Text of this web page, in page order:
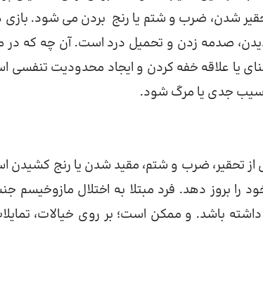
شدن، ضرب و شتم یا رنج بردن می شود.
صدمه زدن و تحمیل درد است. آن چه که در
یا علاقه خفه کردن و ایجاد محدودیت تنفسی
آسیب جدی یا مرگ شود.
تحقیر، ضرب و شتم، مقید شدن یا رنج کشیدن
را بروز دهد. فرد مبتلا به اختلال مازوخیسم
باشد. و ممکن است؛ بر روی خیالات،